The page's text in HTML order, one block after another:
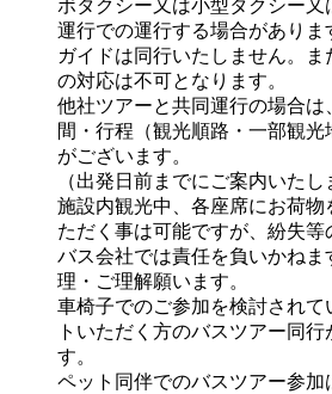
ボタクシー又は小型タクシー又
運行での運行する場合がありま
ガイドは同行いたしません。
の対応は不可となります。
他社ツアーと共同運行の場合は
間・行程（観光順路・一部観
がございます。
（出発日前までにご案内いたし
施設内観光中、各座席にお荷物
ただく事は可能ですが、紛失
バス会社では責任を負いかねま
理・ご理解願います。
車椅子でのご参加を検討されて
トいただく方のバスツアー同行
す。
ペット同伴でのバスツアー参加